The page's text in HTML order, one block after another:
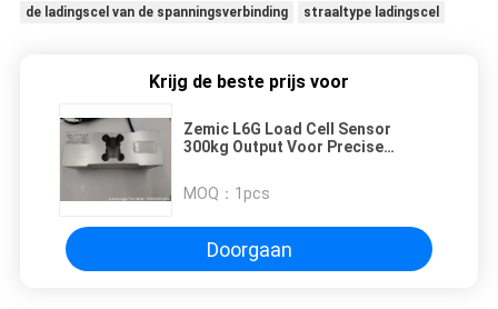
de ladingscel van de spanningsverbinding
straaltype ladingscel
Krijg de beste prijs voor
Zemic L6G Load Cell Sensor
300kg Output Voor Precise
MOQ： 1pcs
Doorgaan